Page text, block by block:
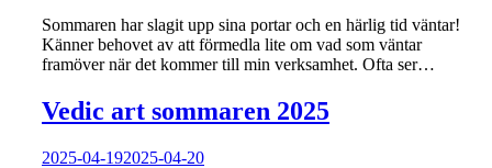
Sommaren har slagit upp sina portar och en härlig tid väntar!
Känner behovet av att förmedla lite om vad som väntar
framöver när det kommer till min verksamhet. Ofta ser…
Vedic art sommaren 2025
2025-04-192025-04-20